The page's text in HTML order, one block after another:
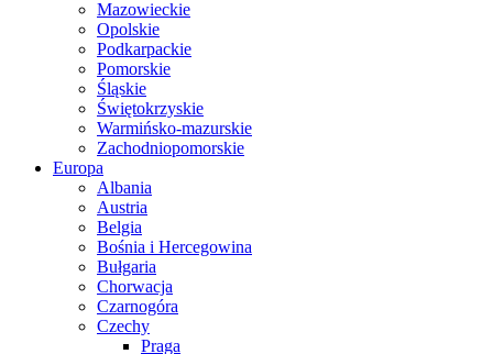
Mazowieckie
Opolskie
Podkarpackie
Pomorskie
Śląskie
Świętokrzyskie
Warmińsko-mazurskie
Zachodniopomorskie
Europa
Albania
Austria
Belgia
Bośnia i Hercegowina
Bułgaria
Chorwacja
Czarnogóra
Czechy
Praga